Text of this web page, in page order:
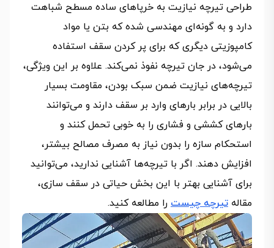
طراحی تیرچه نیازیت به خرپاهای ساده مسطح شباهت
دارد و به گونه‌ای مهندسی شده که بتن یا مواد
کامپوزیتی دیگری که برای پر کردن سقف استفاده
می‌شود، در جان تیرچه نفوذ نمی‌کند. علاوه بر این ویژگی،
تیرچه‌های نیازیت ضمن سبک بودن، مقاومت بسیار
بالایی در برابر بارهای وارد بر سقف دارند و می‌توانند
بارهای کششی و فشاری را به خوبی تحمل کنند و
استحکام سازه را بدون نیاز به مصرف مصالح بیشتر،
افزایش دهند. اگر با تیرچه‌ها آشنایی ندارید، می‌توانید
برای آشنایی بهتر با این بخش حیاتی در سقف سازی،
مقاله تیرچه چیست را مطالعه کنید.